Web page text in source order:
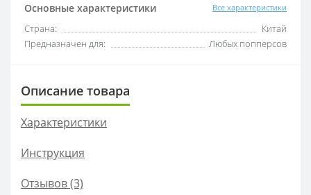
Основные характеристики Все характеристики
Страна:
Китай
Предназначен для:
Любых попперсов
Описание товара
Характеристики
Инструкция
Отзывов (3)